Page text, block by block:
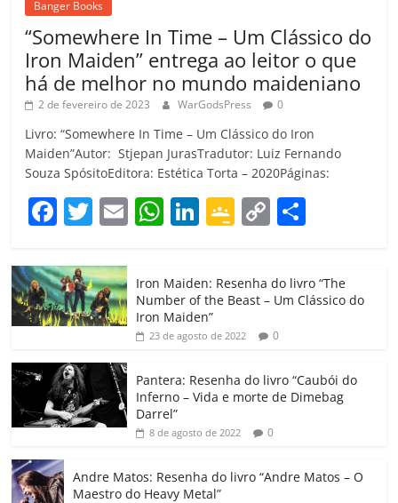
Banger Books
“Somewhere In Time – Um Clássico do
Iron Maiden” entrega ao leitor o que
há de melhor no mundo maideniano
2 de fevereiro de 2023 WarGodsPress 0
Livro: “Somewhere In Time – Um Clássico do Iron
Maiden”Autor: Stjepan JurasTradutor: Luiz Fernando
Souza SpósitoEditora: Estética Torta – 2020Páginas:
F
c
e
b
o
o
k
T
itt
er
E W
s
A
p
Li
e
dI
G
gl
e
Cl
a
ss
ro
o
C
y
Li
k
p
h
ar
Iron Maiden: Resenha do livro “The
Number of the Beast – Um Clássico do
Iron Maiden”
23 de agosto de 2022 0
Pantera: Resenha do livro “Caubói do
Inferno – Vida e morte de Dimebag
Darrel”
8 de agosto de 2022 0
Andre Matos: Resenha do livro “Andre Matos – O
Maestro do Heavy Metal”